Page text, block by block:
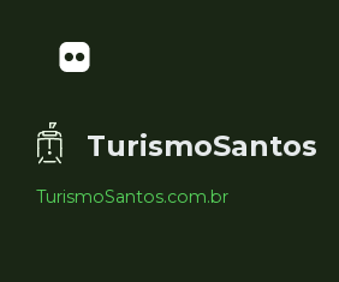
TurismoSantos
TurismoSantos.com.br